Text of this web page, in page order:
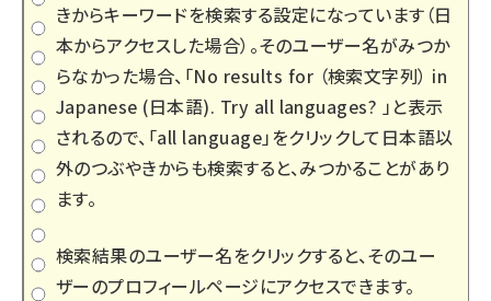
きからキーワードを検索する設定になっています（日
本からアクセスした場合）。そのユーザー名がみつか
らなかった場合、「No results for （検索文字列） in
Japanese (日本語). Try all languages? 」と表示
されるので、「all language」をクリックして日本語以
外のつぶやきからも検索すると、みつかることがあり
ます。
検索結果のユーザー名をクリックすると、そのユー
ザーのプロフィールページにアクセスできます。